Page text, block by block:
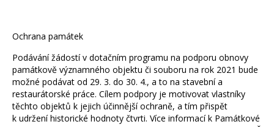
Ochrana památek
Podávání žádostí v dotačním programu na podporu obnovy
památkově významného objektu či souboru na rok 2021 bude
možné podávat od 29. 3. do 30. 4., a to na stavební a
restaurátorské práce. Cílem podpory je motivovat vlastníky
těchto objektů k jejich účinnější ochraně, a tím přispět
k udržení historické hodnoty čtvrti. Více informací k Památkové